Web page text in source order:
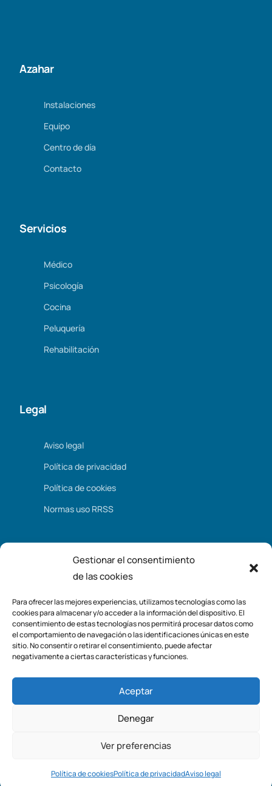
Gestionar el consentimiento
de las cookies
Para ofrecer las mejores experiencias, utilizamos tecnologías como las
cookies para almacenar y/o acceder a la información del dispositivo. El
consentimiento de estas tecnologías nos permitirá procesar datos como
el comportamiento de navegación o las identificaciones únicas en este
sitio. No consentir o retirar el consentimiento, puede afectar
negativamente a ciertas características y funciones.
Aceptar
Denegar
Ver preferencias
Política de cookiesPolítica de privacidadAviso legal
Azahar
Instalaciones
Equipo
Centro de día
Contacto
Servicios
Médico
Psicología
Cocina
Peluquería
Rehabilitación
Legal
Aviso legal
Política de privacidad
Política de cookies
Normas uso RRSS
Instagram
Azahar del mediterraneo © 2026. Todos los derechos